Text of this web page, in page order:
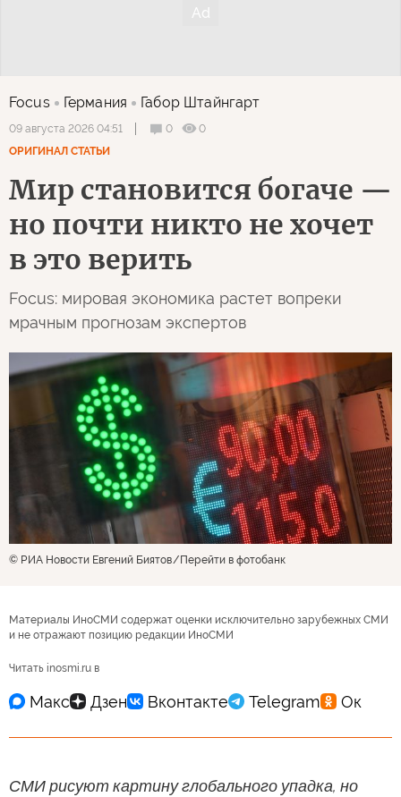
Focus Германия Габор Штайнгарт
09 августа 2026 04:51 0
0
ОРИГИНАЛ СТАТЬИ
Мир становится богаче —
но почти никто не хочет
в это верить
Focus: мировая экономика растет вопреки
мрачным прогнозам экспертов
© РИА Новости Евгений Биятов Перейти в фотобанк
Материалы ИноСМИ содержат оценки исключительно зарубежных СМИ
и не отражают позицию редакции ИноСМИ
Читать inosmi.ru в
СМИ рисуют картину глобального упадка, но